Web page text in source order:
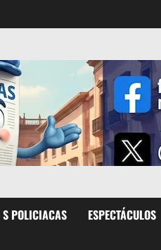
S POLICIACAS ESPECTÁCULOS